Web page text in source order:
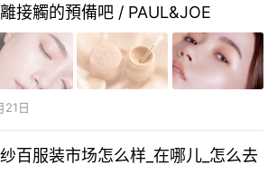
接觸的預備吧 / PAUL&JOE
21日
百服装市场怎么样_在哪儿_怎么去